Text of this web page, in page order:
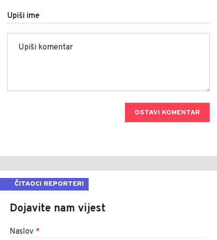
Upiši ime
OSTAVI KOMENTAR
ČITAOCI REPORTERI
Dojavite nam vijest
Naslov *